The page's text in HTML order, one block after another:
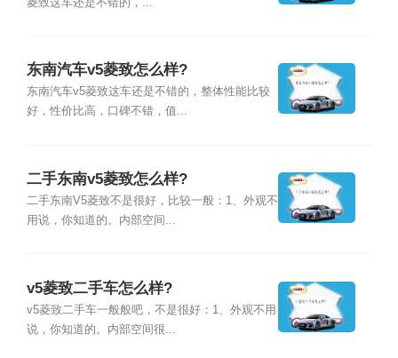
东南汽车v5菱致怎么样?
东南汽车v5菱致这车还是不错的，整体性能比较
好，性价比高，口碑不错，值...
二手东南v5菱致怎么样?
二手东南V5菱致不是很好，比较一般：1、外观不
用说，你知道的。内部空间...
v5菱致二手车怎么样?
v5菱致二手车一般般吧，不是很好：1、外观不用
说，你知道的。内部空间很...